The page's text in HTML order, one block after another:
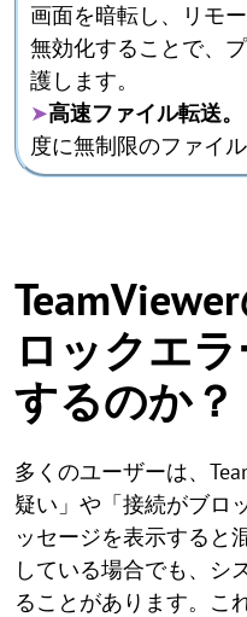
画面を暗転し、リモ
無効化することで、
護します。
➤高速ファイル転送。
度に無制限のファイ
ロックエ
するのか？
多くのユーザーは、
疑い」や「接続がブロ
ッセージを表示すると
している場合でも、シ
ることがあります。こ